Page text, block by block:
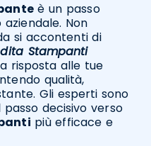
è un passo
Non
si accontenti di
Stampanti
risposta alle tue
qualità,
Gli esperti sono
decisivo verso
più efficace e